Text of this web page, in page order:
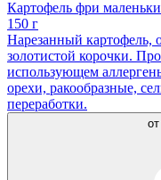
Картофель фри
150 г
Нарезанный
золотистой корочки.
использующем
орехи, ракообразные,
переработки.
от